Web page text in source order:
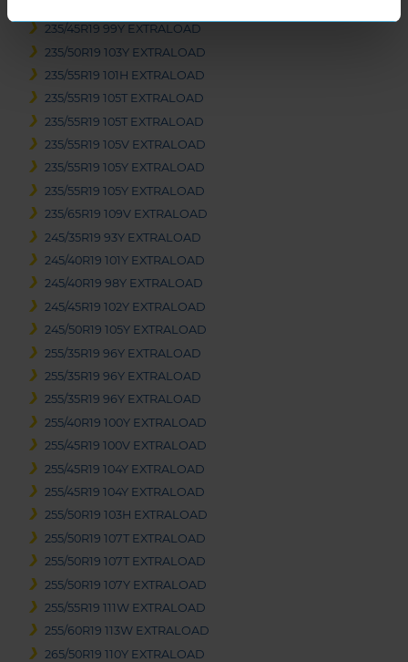
235/45R19 99Y EXTRALOAD
235/50R19 103Y EXTRALOAD
235/55R19 101H EXTRALOAD
235/55R19 105T EXTRALOAD
235/55R19 105T EXTRALOAD
235/55R19 105V EXTRALOAD
235/55R19 105Y EXTRALOAD
235/55R19 105Y EXTRALOAD
235/65R19 109V EXTRALOAD
245/35R19 93Y EXTRALOAD
245/40R19 101Y EXTRALOAD
245/40R19 98Y EXTRALOAD
245/45R19 102Y EXTRALOAD
245/50R19 105Y EXTRALOAD
255/35R19 96Y EXTRALOAD
255/35R19 96Y EXTRALOAD
255/35R19 96Y EXTRALOAD
255/40R19 100Y EXTRALOAD
255/45R19 100V EXTRALOAD
255/45R19 104Y EXTRALOAD
255/45R19 104Y EXTRALOAD
255/50R19 103H EXTRALOAD
255/50R19 107T EXTRALOAD
255/50R19 107T EXTRALOAD
255/50R19 107Y EXTRALOAD
255/55R19 111W EXTRALOAD
255/60R19 113W EXTRALOAD
265/50R19 110Y EXTRALOAD